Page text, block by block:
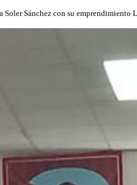
Sánchez con su emprendimiento